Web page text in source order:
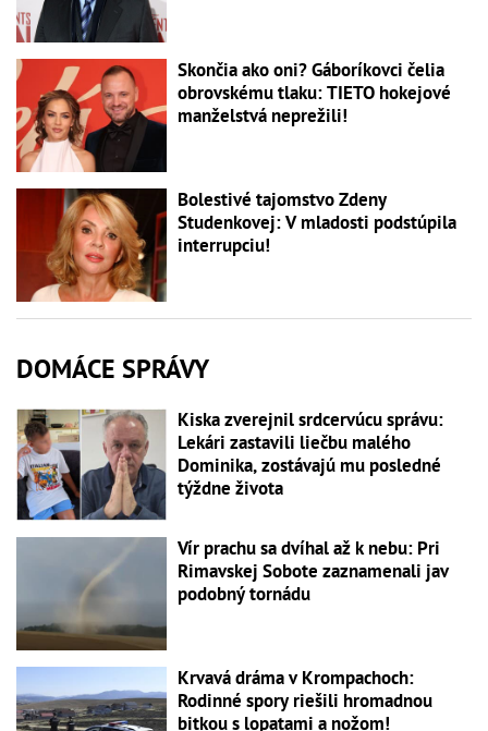
Skončia ako oni? Gáboríkovci čelia
obrovskému tlaku: TIETO hokejové
manželstvá neprežili!
Bolestivé tajomstvo Zdeny
Studenkovej: V mladosti podstúpila
interrupciu!
DOMÁCE SPRÁVY
Kiska zverejnil srdcervúcu správu:
Lekári zastavili liečbu malého
Dominika, zostávajú mu posledné
týždne života
Vír prachu sa dvíhal až k nebu: Pri
Rimavskej Sobote zaznamenali jav
podobný tornádu
Krvavá dráma v Krompachoch:
Rodinné spory riešili hromadnou
bitkou s lopatami a nožom!